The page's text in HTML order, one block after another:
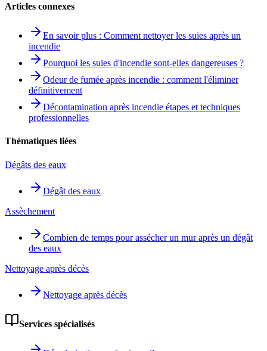
Articles connexes
En savoir plus : Comment nettoyer les suies après un
incendie
Pourquoi les suies d'incendie sont-elles dangereuses ?
Odeur de fumée après incendie : comment l'éliminer
définitivement
Décontamination après incendie étapes et techniques
professionnelles
Thématiques liées
Dégâts des eaux
Dégât des eaux
Assèchement
Combien de temps pour assécher un mur après un dégât
des eaux
Nettoyage après décès
Nettoyage après décès
Services spécialisés